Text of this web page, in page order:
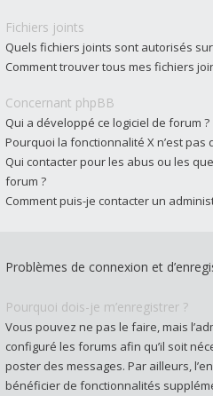
Fichiers joints
Quels fichiers joints sont autorisés
Comment trouver tous mes fichiers
Concernant phpBB
Qui a développé ce logiciel de forum ?
Pourquoi la fonctionnalité X n’est pas
Qui contacter pour les abus ou les
forum ?
Comment puis-je contacter un
Problèmes de connexion et
Pourquoi dois-je m’enregistrer ?
Vous pouvez ne pas le faire, mais
configuré les forums afin qu’il soit
poster des messages. Par ailleurs,
bénéficier de fonctionnalités